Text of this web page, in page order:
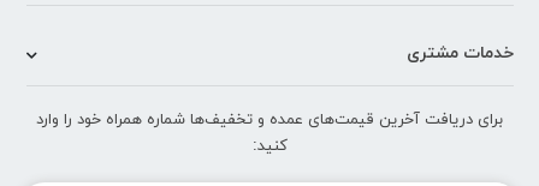
خدمات مشتری
برای دریافت آخرین قیمت‌های عمده و تخفیف‌ها شماره همراه خود را وارد
کنید: